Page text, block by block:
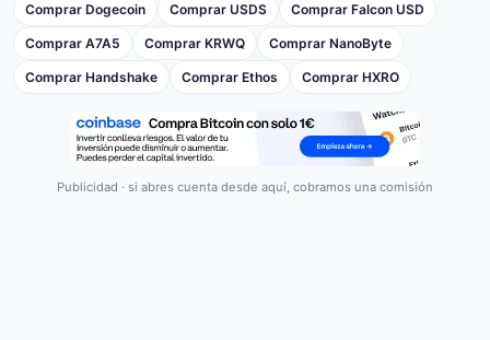
Comprar Dogecoin Comprar USDS Comprar Falcon USD
Comprar A7A5 Comprar KRWQ Comprar NanoByte
Comprar Handshake Comprar Ethos Comprar HXRO
Publicidad · si abres cuenta desde aquí, cobramos una comisión